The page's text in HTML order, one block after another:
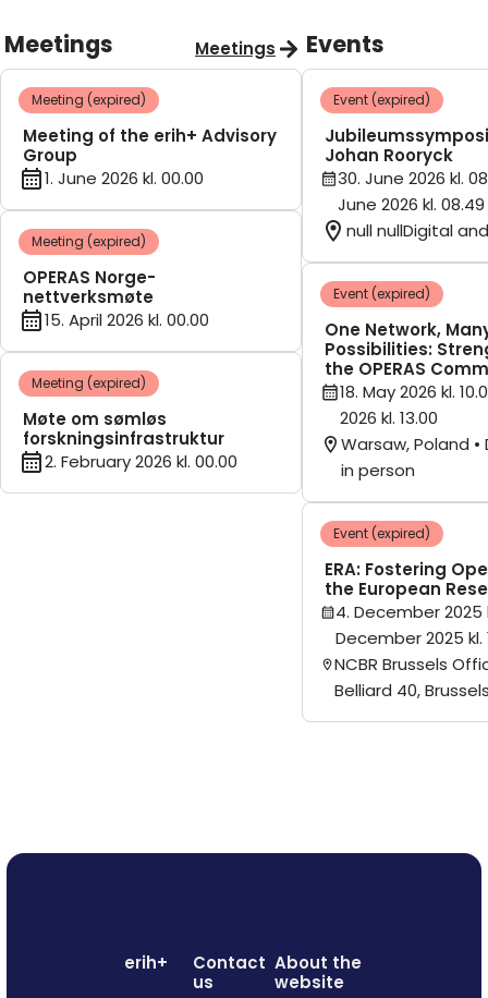
Meetings Meetings
Meeting (expired)
Meeting of the erih+ Advisory
Group
1. June 2026 kl. 00.00
Meeting (expired)
OPERAS Norge-
nettverksmøte
15. April 2026 kl. 00.00
Meeting (expired)
Møte om sømløs
forskningsinfrastruktur
2. February 2026 kl. 00.00
Events
Event (expired)
Johan Rooryck
30. June 2026 kl.
June 2026 kl. 08.49
null nullDigital
Event (expired)
One Network,
Possibilities:
the OPERAS
18. May 2026 kl.
2026 kl. 13.00
Warsaw, Poland
in person
Event (expired)
ERA: Fostering
the European
4. December 2025
December 2025 kl.
NCBR Brussels
Belliard 40,
erih+
Contact
us
About the
website